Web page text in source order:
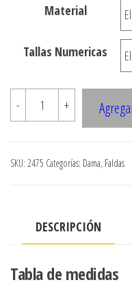
hasta
$7.900
Material
Tallas Numericas
-
2475
Falda
cruzada
elastico
cintura
+
SKU: 2475 Categorías: Dama, Faldas
DESCRIPCIÓN
Tabla de medidas